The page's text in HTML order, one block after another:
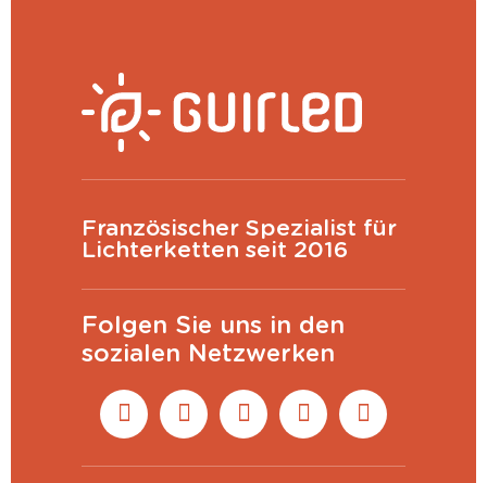
Französischer Spezialist für
Lichterketten seit 2016
Folgen Sie uns in den
sozialen Netzwerken